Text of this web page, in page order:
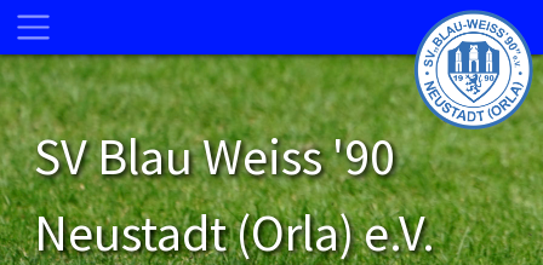
SV Blau Weiss '90
Neustadt (Orla) e.V.